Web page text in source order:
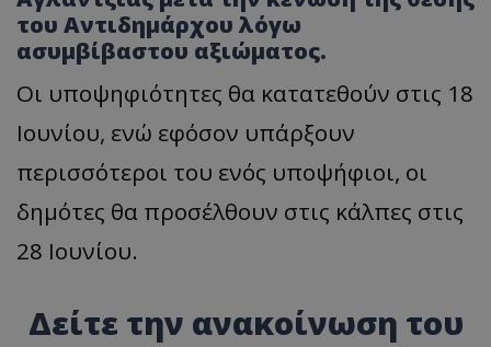
του Αντιδημάρχου λόγω
ασυμβίβαστου αξιώματος.
Οι υποψηφιότητες θα κατατεθούν στις 18
Ιουνίου, ενώ εφόσον υπάρξουν
περισσότεροι του ενός υποψήφιοι, οι
δημότες θα προσέλθουν στις κάλπες στις
28 Ιουνίου.
Δείτε την ανακοίνωση του